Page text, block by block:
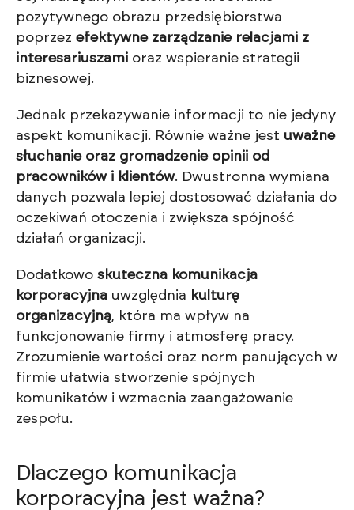
pozytywnego obrazu przedsiębiorstwa
poprzez efektywne zarządzanie relacjami z
interesariuszami oraz wspieranie strategii
biznesowej.
Jednak przekazywanie informacji to nie jedyny
aspekt komunikacji. Równie ważne jest uważne
słuchanie oraz gromadzenie opinii od
pracowników i klientów. Dwustronna wymiana
danych pozwala lepiej dostosować działania do
oczekiwań otoczenia i zwiększa spójność
działań organizacji.
Dodatkowo skuteczna komunikacja
korporacyjna uwzględnia kulturę
organizacyjną, która ma wpływ na
funkcjonowanie firmy i atmosferę pracy.
Zrozumienie wartości oraz norm panujących w
firmie ułatwia stworzenie spójnych
komunikatów i wzmacnia zaangażowanie
zespołu.
Dlaczego komunikacja
korporacyjna jest ważna?